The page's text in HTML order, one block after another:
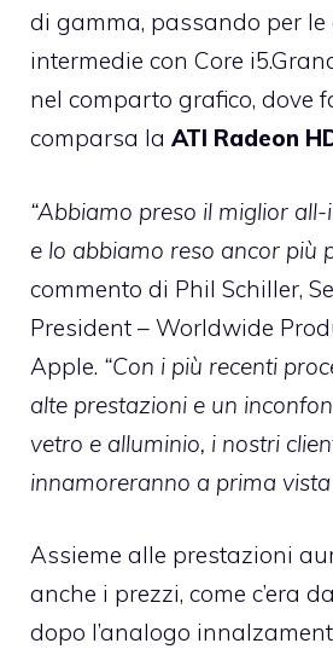
di gamma, passando per
intermedie con Core
nel comparto grafico, dove
comparsa la ATI Radeon
“Abbiamo preso il miglior
e lo abbiamo reso ancor più
commento di Phil Schiller,
President – Worldwide
Apple. “Con i più recenti
alte prestazioni e un
vetro e alluminio, i nostri
innamoreranno a prima vista
Assieme alle prestazioni
anche i prezzi, come c’era
dopo l’analogo